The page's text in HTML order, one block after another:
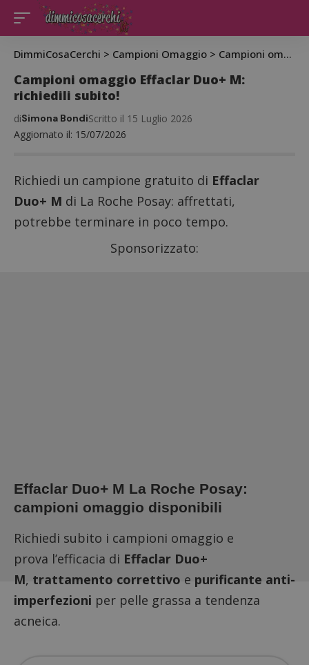
DimmiCosaCerchi > Campioni Omaggio > Campioni omaggio Effaclar Duo+ M: richiedili subito!
Campioni omaggio Effaclar Duo+ M:
richiedili subito!
Aggiornato il: 15/07/2026
diSimona BondiScritto il 15 Luglio 2026
Richiedi un campione gratuito di Effaclar
Duo+ M di La Roche Posay: affrettati,
potrebbe terminare in poco tempo.
Sponsorizzato:
Effaclar Duo+ M La Roche Posay:
campioni omaggio disponibili
Richiedi subito i campioni omaggio e
prova l’efficacia di Effaclar Duo+
M, trattamento correttivo e purificante anti-
imperfezioni per pelle grassa a tendenza
acneica.